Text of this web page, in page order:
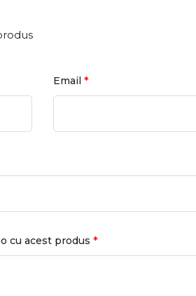
Email *
cu acest produs *